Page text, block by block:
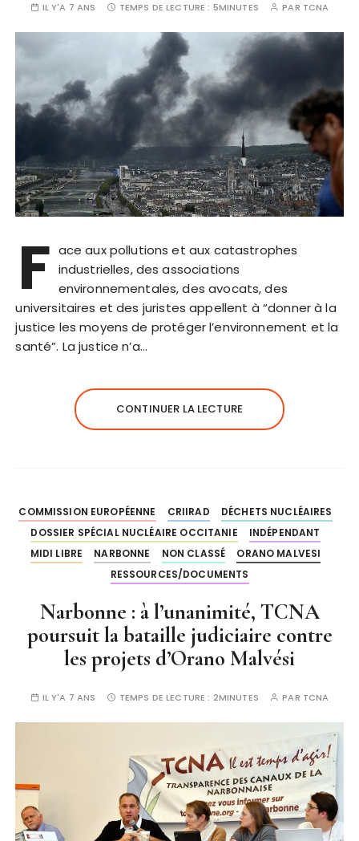
IL Y'A 7 ANS TEMPS DE LECTURE : 5MINUTES PAR TCNA
F ace aux pollutions et aux catastrophes
industrielles, des associations
environnementales, des avocats, des
universitaires et des juristes appellent à “donner à la
justice les moyens de protéger l’environnement et la
santé”. La justice n’a…
CONTINUER LA LECTURE
COMMISSION EUROPÉENNE CRIIRAD
DÉCHETS NUCLÉAIRES
DOSSIER SPÉCIAL NUCLÉAIRE OCCITANIE
INDÉPENDANT
MIDI LIBRE
NARBONNE NON CLASSÉ
ORANO MALVESI
RESSOURCES/DOCUMENTS
Narbonne : à l’unanimité, TCNA
poursuit la bataille judiciaire contre
les projets d’Orano Malvési
IL Y'A 7 ANS TEMPS DE LECTURE : 2MINUTES PAR TCNA